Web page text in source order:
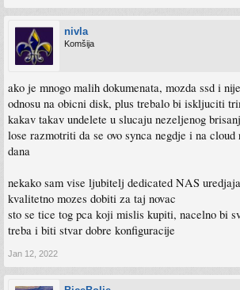
nivla
Komšija
ako je mnogo malih dokumenata, mozda ssd i
odnosu na obicni disk, plus trebalo bi iskljuciti
kakav takav undelete u slucaju nezeljenog
lose razmotriti da se ovo synca negdje i na
dana
nekako sam vise ljubitelj dedicated NAS
kvalitetno mozes dobiti za taj novac
sto se tice tog pca koji mislis kupiti, nacelno bi
treba i biti stvar dobre konfiguracije
Jan 12, 2022